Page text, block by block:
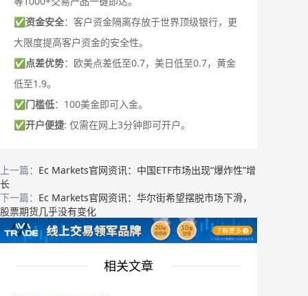
✅资金安全：客户资金隔离存放于世界顶级银行，更
大限度提高客户资金的安全性。
✅点差优势：欧美点差低至0.7，美日低至0.7，黄金
低至1.9。
✅门槛低：100美金即可入金。
✅开户便捷: 仅需在网上3分钟即可开户。
上一篇： Ec Markets官网资讯：中国ETF市场出现“爆炸性”增
长
下一篇： Ec Markets官网资讯：华尔街希望摆脱市场下滑，
股票期货几乎没有变化
相关文章